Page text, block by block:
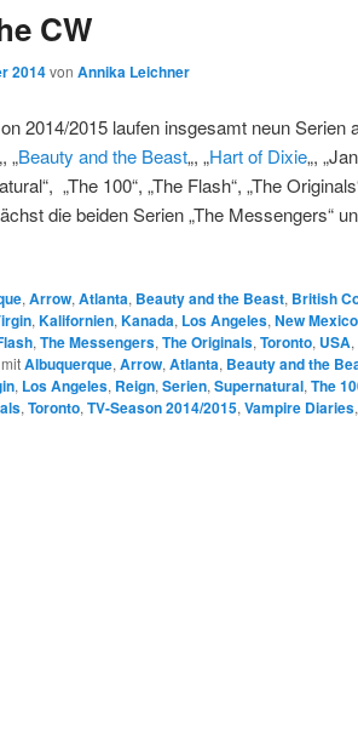
CW
2014von Annika Leichner
2014/2015 laufen insgesamt neun Serien
„Beauty and the Beast„, „Hart of Dixie„,
„The 100“, „The Flash“, „The
die beiden Serien „The Messengers“
, Arrow, Atlanta, Beauty and the Beast, British
, Kalifornien, Kanada, Los Angeles, New Mexico
, The Messengers, The Originals, Toronto, USA,
Albuquerque, Arrow, Atlanta, Beauty and the
, Los Angeles, Reign, Serien, Supernatural, The
, Toronto, TV-Season 2014/2015, Vampire Diaries,